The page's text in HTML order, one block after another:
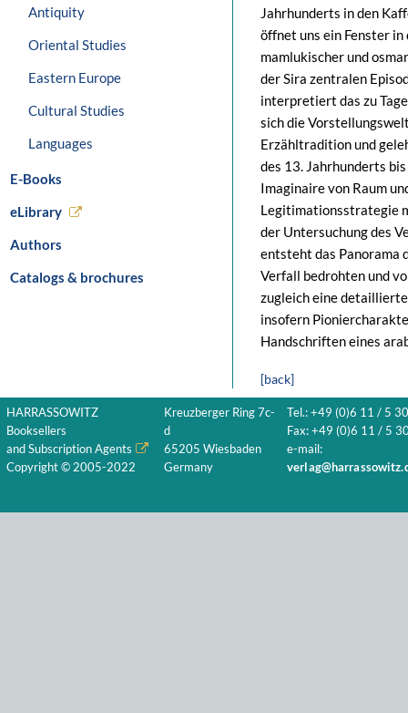
Antiquity
Oriental Studies
Eastern Europe
Cultural Studies
Languages
E-Books
eLibrary
Authors
Catalogs & brochures
Jahrhunderts in den
öffnet uns ein Fenster
mamlukischer und
der Sira zentralen
interpretiert das zu
sich die
Erzähltradition und
des 13. Jahrhunderts
Imaginaire von Raum
Legitimationsstrategie
der Untersuchung des
entsteht das Panorama
Verfall bedrohten und
zugleich eine
insofern
Handschriften eines
[back]
HARRASSOWITZ
Booksellers
and Subscription Agents
Copyright © 2005-2022
Kreuzberger Ring 7c-
d
65205 Wiesbaden
Germany
Tel.: +49 (0)6 11 / 5
Fax: +49 (0)6 11 / 5
e-mail: